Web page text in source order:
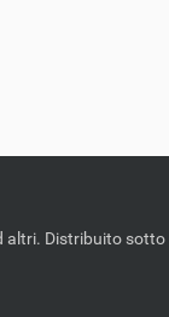
altri. Distribuito sotto